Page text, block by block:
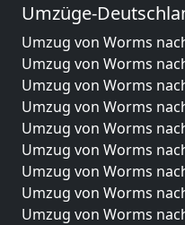
Umzüge-
Umzug von Worms
Umzug von Worms
Umzug von Worms
Umzug von Worms
Umzug von Worms
Umzug von Worms
Umzug von Worms
Umzug von Worms
Umzug von Worms